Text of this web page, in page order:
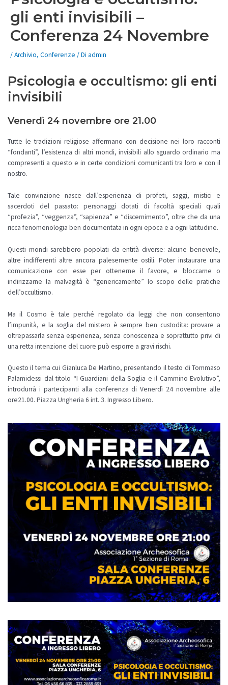
gli enti invisibili –
Conferenza 24 Novembre
/Archivio, Conferenze / Di admin
Psicologia e occultismo: gli enti
invisibili
Venerdì 24 novembre ore 21.00
Tutte le tradizioni religiose affermano con decisione nei loro racconti
“fondanti”, l’esistenza di altri mondi, invisibili allo sguardo ordinario ma
compresenti a questo e in certe condizioni comunicanti tra loro e con il
nostro.
Tale convinzione nasce dall’esperienza di profeti, saggi, mistici e
sacerdoti del passato: personaggi dotati di facoltà speciali quali
“profezia”, “veggenza”, “sapienza” e “discernimento”, oltre che da una
ricca fenomenologia ben documentata in ogni epoca e a ogni latitudine.
Questi mondi sarebbero popolati da entità diverse: alcune benevole,
altre indifferenti altre ancora palesemente ostili. Poter instaurare una
comunicazione con esse per ottenerne il favore, e bloccarne o
indirizzarne la malvagità è “genericamente” lo scopo delle pratiche
dell’occultismo.
Ma il Cosmo è tale perché regolato da leggi che non consentono
l’impunità, e la soglia del mistero è sempre ben custodita: provare a
oltrepassarla senza esperienza, senza conoscenza e soprattutto privi di
una retta intenzione del cuore può esporre a gravi rischi.
Questo il tema cui Gianluca De Martino, presentando il testo di Tommaso
Palamidessi dal titolo “I Guardiani della Soglia e il Cammino Evolutivo”,
introdurrà i partecipanti alla conferenza di Venerdì 24 novembre alle
ore21.00. Piazza Ungheria 6 int. 3. Ingresso Libero.